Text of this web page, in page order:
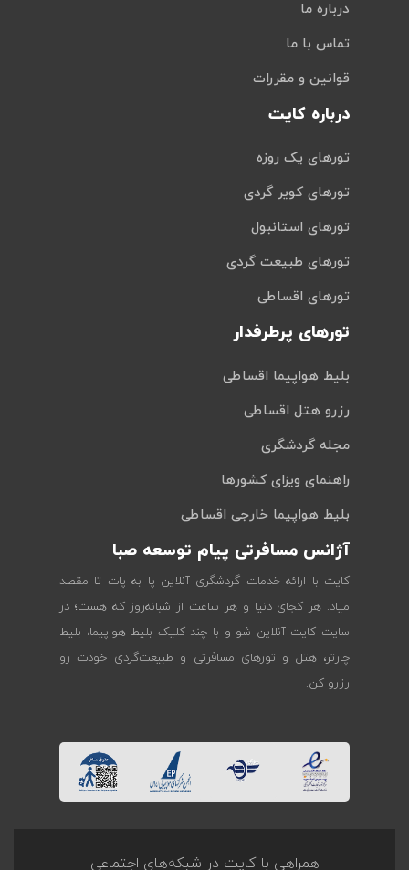
درباره ما
تماس با ما
قوانین و مقررات
درباره کایت
تورهای یک روزه
تورهای کویر گردی
تورهای استانبول
تورهای طبیعت گردی
تورهای اقساطی
تورهای پرطرفدار
بلیط هواپیما اقساطی
رزرو هتل اقساطی
مجله گردشگری
راهنمای ویزای کشورها
بلیط هواپیما خارجی اقساطی
آژانس مسافرتی پیام توسعه صبا
کایت با ارائه خدمات گردشگری آنلاین پا به پات تا مقصد
میاد. هر کجای دنیا و هر ساعت از شبانه‌روز که هست؛ در
سایت کایت آنلاین شو و با چند کلیک بلیط هواپیما، بلیط
چارتر، هتل و تورهای مسافرتی و طبیعت‌گردی خودت رو
رزرو کن.
همراهی با کایت در شبکه‌های اجتماعی